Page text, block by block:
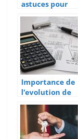
astuces pour
trouver une
domiciliation
d’auto
entrepreneur
Importance de
l’evolution de
la comptabilite
pour une
entreprise